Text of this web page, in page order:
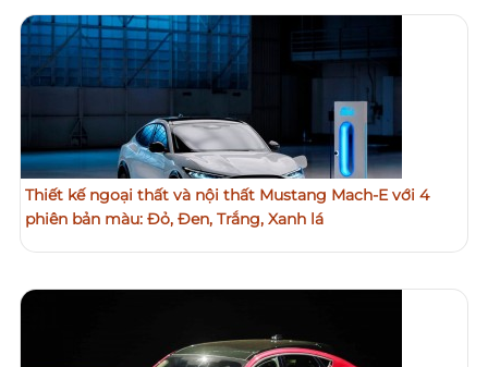
Thiết kế ngoại thất và nội thất Mustang Mach-E với 4
phiên bản màu: Đỏ, Đen, Trắng, Xanh lá